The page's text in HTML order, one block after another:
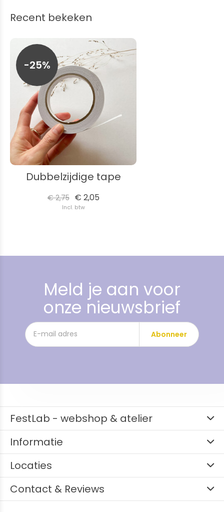
Recent bekeken
-25%
Dubbelzijdige tape
€ 2,75 € 2,05
Incl. btw
Meld je aan voor
onze nieuwsbrief
Abonneer
FestLab - webshop & atelier
Informatie
Locaties
Contact & Reviews